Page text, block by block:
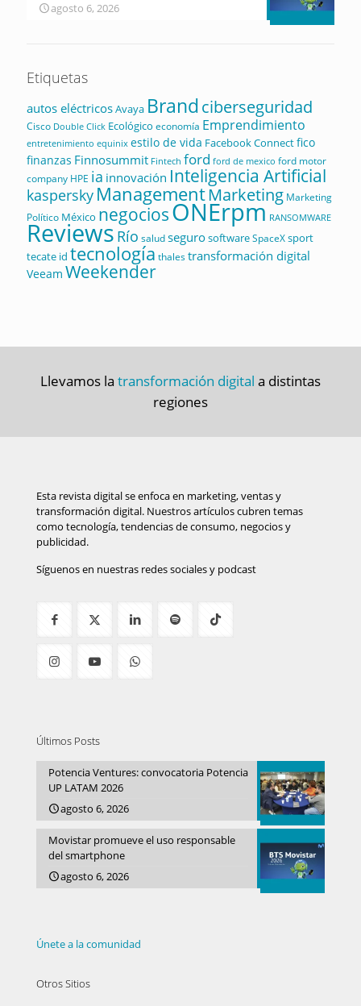
agosto 6, 2026
Etiquetas
autos eléctricosAvaya Brandciberseguridad
Cisco Double Click Ecológico economía Emprendimiento
entretenimiento equinix estilo de vida Facebook Connectfico
finanzas Finnosummit Fintech ford ford de mexico ford motor
company HPE ia innovación Inteligencia Artificial
kaspersky ManagementMarketing Marketing
Político México negociosONErpm RANSOMWARE
Reviews Río saludsegurosoftwareSpaceXsport
tecate id tecnología thalestransformación digital
Veeam Weekender
Llevamos la transformación digital a distintas
regiones
Esta revista digital se enfoca en marketing, ventas y
transformación digital. Nuestros artículos cubren temas
como tecnología, tendencias de consumo, negocios y
publicidad.
Síguenos en nuestras redes sociales y podcast
Últimos Posts
Potencia Ventures: convocatoria Potencia
UP LATAM 2026
agosto 6, 2026
Movistar promueve el uso responsable
del smartphone
agosto 6, 2026
Únete a la comunidad
Otros Sitios